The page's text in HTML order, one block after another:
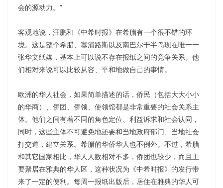
会的源动力。”
客观地说，汪鹏和《中希时报》在希腊有一个很不错的环
境。这是整个希腊、塞浦路斯以及南巴尔干半岛现在唯一一
张华文纸媒，基本上可以说不存在报纸之间的竞争关系。他
们相对来说可以比较从容、平和地做自己的事情。
欧洲的华人社会，如果简单描述的话，侨民（包括大大小小
的华商）、侨团、侨领、使领馆都是非常重要的社会关系主
体。他们之间有着不同的角色定位、利益诉求和社会认同，
同时，这些主体不可避免地还要和当地政府部门、当地社会
打交道，建立关系。希腊的华侨华人也不例外。不过，希腊
和其它国家相比，华人人数相对不多，侨团也较少，而且主
要聚居在雅典的华人区，这种状况为《中希时报》的发行带
来了一定的便利。每周一报纸出版后，居住在雅典的华人可